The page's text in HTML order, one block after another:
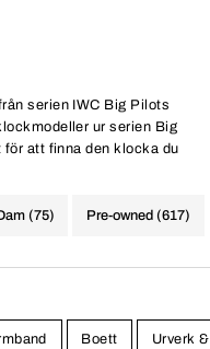
serien IWC Big Pilots
ur serien Big
att finna den klocka du
(75) Pre-owned (617)
Boett Urverk